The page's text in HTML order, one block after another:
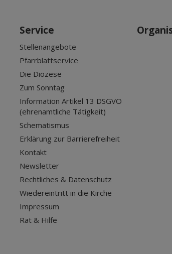
Service
Stellenangebote
Pfarrblattservice
Die Diözese
Zum Sonntag
Information Artikel 13 DSGVO
(ehrenamtliche Tätigkeit)
Schematismus
Erklärung zur Barrierefreiheit
Kontakt
Newsletter
Rechtliches & Datenschutz
Wiedereintritt in die Kirche
Impressum
Rat & Hilfe